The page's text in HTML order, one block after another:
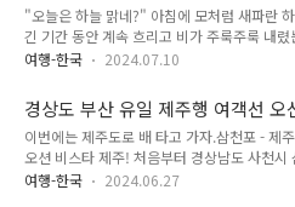
올라갈 때, 비행기는 서울 김포공항 외에는
해요. 김포-제주 노선은 저가항공사도 많고 비
때문에 매우 저렴한 표가 많지만, 그 외 노선은
조건 삼천포로 가야 했어요. 제주항과 삼천포
페리 여객선 오션비스타 제주 외..
엽서, 포항우체국 과메기 도안 관광
"오늘은 하늘 맑네?" 아침에 모처럼 새파란
긴 기간 동안 계속 흐리고 비가 주룩주룩 내렸
하늘을 보니 기분이 좋았어요. 밤에 내린 비에
았어요. 오후가 되자 다시 흐려졌고, 소나기가
요. 방이 습한 이유는 소나기가 내릴 거라 그랬
그래도 맑은 하늘을 아침에 보았기 때문에 괜
장마이고, 밖에 나갈 계획 같은 건 없었으니까
려고 집에서 나왔어요. 나온 김에 우체통을 확
여행-한국 2024.07.10
경상도 부산 유일 제주행 여객선 오
이코노미 객실 삼천포 - 제주 탑승
이번에는 제주도로 배 타고 가자.삼천포 - 제
오션 비스타 제주! 처음부터 경상남도 사천시
가서 오션비스타제주 여객선을 타고 제주도로
여행-한국 2024.06.27